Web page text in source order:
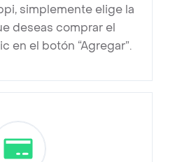
simplemente elige la
deseas comprar el
en el botón “Agregar”.